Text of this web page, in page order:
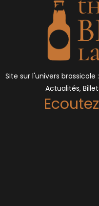
Site sur l'univers
Actualités,